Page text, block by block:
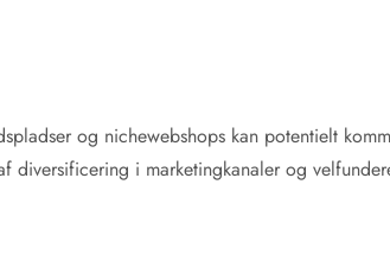
og nichewebshops kan potentielt
i marketingkanaler og